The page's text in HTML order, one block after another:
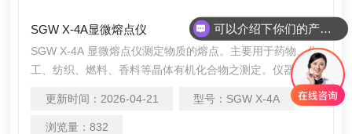
SGW X-4A显微熔点仪
SGW X-4A 显微熔点仪测定物质的熔点。主要用于药物、化
工、纺织、燃料、香料等晶体有机化合物之测定。仪器采用
显微镜观察方法，既可用毛细管法测定，又可用载玻片-盖玻
片法（热台法）测定。
更新时间： 2026-04-21 型号： SGW X-4A
浏览量： 832
可以介绍下你们的产品么